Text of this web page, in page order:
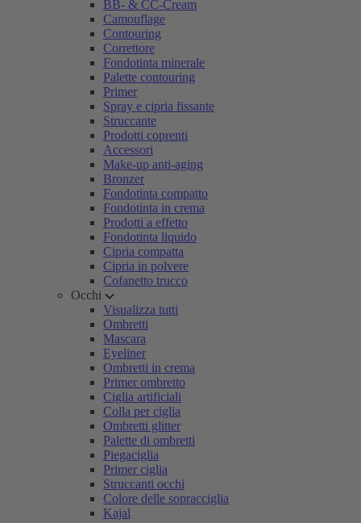
BB- & CC-Cream
Camouflage
Contouring
Correttore
Fondotinta minerale
Palette contouring
Primer
Spray e cipria fissante
Struccante
Prodotti coprenti
Accessori
Make-up anti-aging
Bronzer
Fondotinta compatto
Fondotinta in crema
Prodotti a effetto
Fondotinta liquido
Cipria compatta
Cipria in polvere
Cofanetto trucco
Occhi
Visualizza tutti
Ombretti
Mascara
Eyeliner
Ombretti in crema
Primer ombretto
Ciglia artificiali
Colla per ciglia
Ombretti glitter
Palette di ombretti
Piegaciglia
Primer ciglia
Struccanti occhi
Colore delle sopracciglia
Kajal